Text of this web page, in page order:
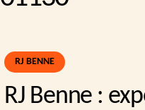
RJ BENNE
RJ Benne :